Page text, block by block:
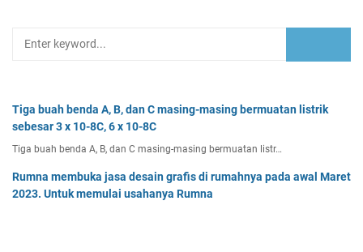
Tiga buah benda A, B, dan C masing-masing bermuatan listrik
sebesar 3 x 10-8C, 6 x 10-8C
Tiga buah benda A, B, dan C masing-masing bermuatan listr…
Rumna membuka jasa desain grafis di rumahnya pada awal Maret
2023. Untuk memulai usahanya Rumna